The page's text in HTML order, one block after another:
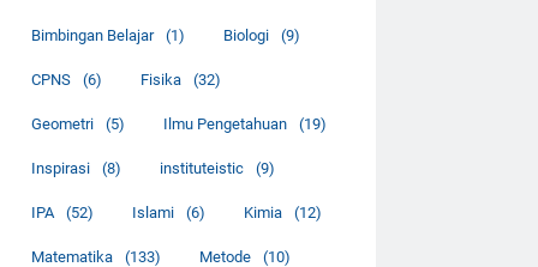
Bimbingan Belajar (1) Biologi (9)
CPNS (6) Fisika (32)
Geometri (5) Ilmu Pengetahuan (19)
Inspirasi (8) instituteistic (9)
IPA (52) Islami (6) Kimia (12)
Matematika (133) Metode (10)